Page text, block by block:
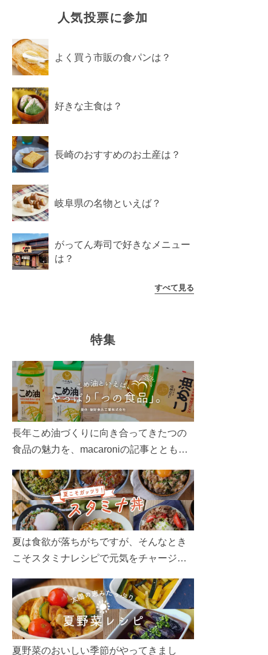
人気投票に参加
よく買う市販の食パンは？
好きな主食は？
長崎のおすすめのお土産は？
岐阜県の名物といえば？
がってん寿司で好きなメニュー
は？
すべて見る
特集
長年こめ油づくりに向き合ってきたつの
食品の魅力を、macaroniの記事とともに
ん、製造現場や品質へのこだわりまで。
こめ油をもっと好きになるコンテンツを
ぜひお楽しみください。
夏は食欲が落ちがちですが、そんなとき
こそスタミナレシピで元気をチャージ！
リ食べて、夏バテを吹き飛ばしましょ
う！
夏野菜のおいしい季節がやってきまし